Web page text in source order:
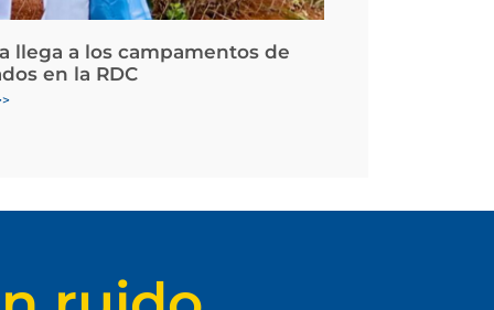
llega a los campamentos de
en la RDC